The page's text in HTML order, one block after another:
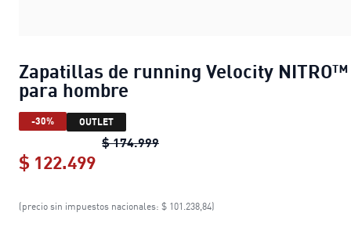
Zapatillas de running Velocity
para hombre
-30% OUTLET
$ 174.999Zapatillas de running Velocity
$ 122.499
Zapatillas de running Velocity
(precio sin impuestos nacionales: $ 101.238,84)